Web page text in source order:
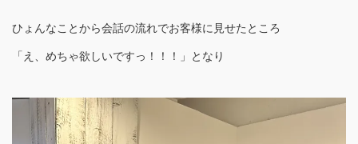
ひょんなことから会話の流れでお客様に見せたところ
「え、めちゃ欲しいですっ！！！」となり